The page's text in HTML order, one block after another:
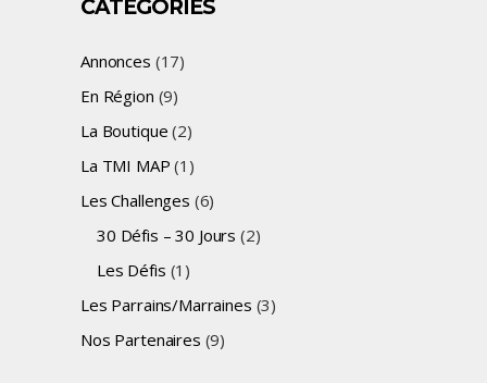
CATÉGORIES
Annonces (17)
En Région (9)
La Boutique (2)
La TMI MAP (1)
Les Challenges (6)
30 Défis – 30 Jours (2)
Les Défis (1)
Les Parrains/Marraines (3)
Nos Partenaires (9)